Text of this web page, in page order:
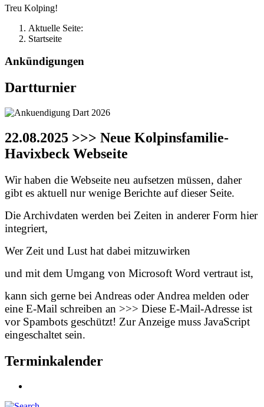
Treu Kolping!
Aktuelle Seite:
Startseite
Ankündigungen
Dartturnier
22.08.2025 >>> Neue Kolpinsfamilie-
Havixbeck Webseite
Wir haben die Webseite neu aufsetzen müssen, daher
gibt es aktuell nur wenige Berichte auf dieser Seite.
Die Archivdaten werden bei Zeiten in anderer Form hier
integriert,
Wer Zeit und Lust hat dabei mitzuwirken
und mit dem Umgang von Microsoft Word vertraut ist,
kann sich gerne bei Andreas oder Andrea melden oder
eine E-Mail schreiben an >>> Diese E-Mail-Adresse ist
vor Spambots geschützt! Zur Anzeige muss JavaScript
eingeschaltet sein.
Terminkalender